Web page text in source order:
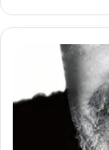
“Freitag
der